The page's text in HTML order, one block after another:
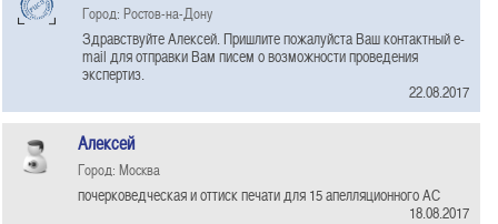
Город: Ростов-на-Дону
Здравствуйте Алексей. Пришлите пожалуйста Ваш контактный e-
mail для отправки Вам писем о возможности проведения
экспертиз.
22.08.2017
Алексей
Город: Москва
почерковедческая и оттиск печати для 15 апелляционного АС
18.08.2017